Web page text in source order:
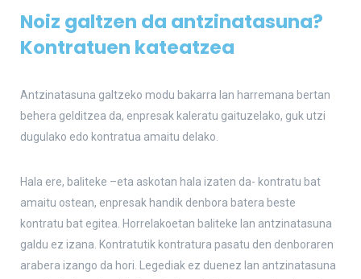
Noiz galtzen da antzinatasuna?
Kontratuen kateatzea
Antzinatasuna galtzeko modu bakarra lan harremana bertan
behera gelditzea da, enpresak kaleratu gaituzelako, guk utzi
dugulako edo kontratua amaitu delako.
Hala ere, baliteke –eta askotan hala izaten da- kontratu bat
amaitu ostean, enpresak handik denbora batera beste
kontratu bat egitea. Horrelakoetan baliteke lan antzinatasuna
galdu ez izana. Kontratutik kontratura pasatu den denboraren
arabera izango da hori. Legediak ez duenez lan antzinatasuna